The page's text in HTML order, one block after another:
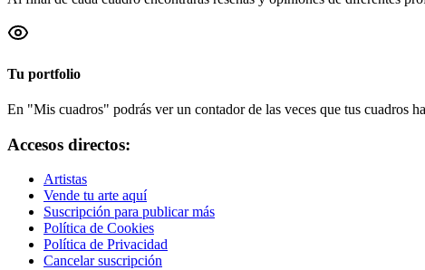
Tu portfolio
En "Mis cuadros" podrás ver un contador de las veces que tus cuadros
Accesos directos:
Artistas
Vende tu arte aquí
Suscripción para publicar más
Política de Cookies
Política de Privacidad
Cancelar suscripción